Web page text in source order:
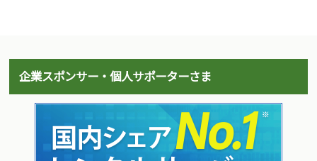
企業スポンサー・個人サポーターさま